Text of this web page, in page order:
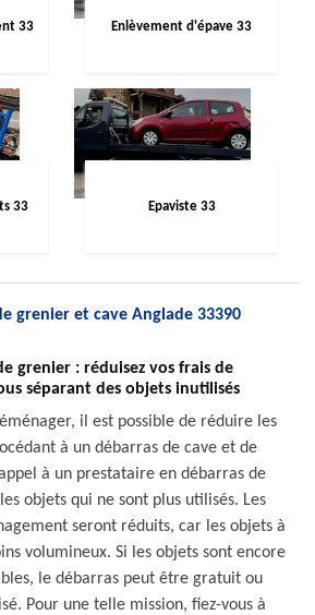
33 Enlèvement d'épave 33
33 Epaviste 33
grenier et cave Anglade 33390
grenier : réduisez vos frais de
séparant des objets inutilisés
il est possible de réduire les
à un débarras de cave et de
à un prestataire en débarras de
objets qui ne sont plus utilisés. Les
seront réduits, car les objets à
volumineux. Si les objets sont encore
le débarras peut être gratuit ou
Pour une telle mission, fiez-vous à